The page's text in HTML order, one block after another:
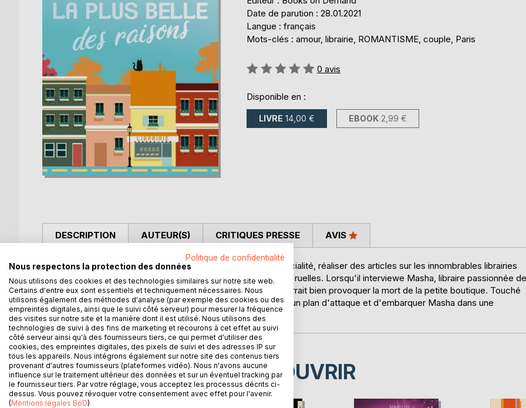
Date de parution : 28.01.2021
Langue : français
Mots-clés : amour, librairie, ROMANTISME, couple, Paris
Évaluation:
0 avis
Disponible en :
LIVRE 14,00 € EBOOK 2,99 €
DESCRIPTION
Niels est journaliste pour le magazine Lisez donc. Sa spécialité, réaliser des articles sur les innombrables librairies
nichées dans les coeurs de villes et villages, au détour de ruelles. Lorsqu'il interviewe Masha, libraire passionnée de
quarante ans, il lui apprend malgré lui une nouvelle qui pourrait bien provoquer la mort de la petite boutique. Touché
par sa peine et son amour des livres, il décide de monter un plan d'attaque et d'embarquer Masha dans une
"opération sauvetage"...
AUTEUR(S) CRITIQUES PRESSE AVIS
D’AUTRES TITRES À DÉCOUVRIR
Politique de confidentialité
Nous respectons la protection des données
Nous utilisons des cookies et des technologies similaires sur notre site web.
Certains d'entre eux sont essentiels et techniquement nécessaires. Nous
utilisons également des méthodes d'analyse (par exemple des cookies ou des
empreintes digitales, ainsi que le suivi côté serveur) pour mesurer la fréquence
des visites sur notre site et la manière dont il est utilisé. Nous utilisons des
technologies de suivi à des fins de marketing et recourons à cet effet au suivi
côté serveur ainsi qu'à des fournisseurs tiers, ce qui permet d'utiliser des
cookies, des empreintes digitales, des pixels de suivi et des adresses IP sur
tous les appareils. Nous intégrons également sur notre site des contenus tiers
provenant d'autres fournisseurs (plateformes vidéo). Nous n'avons aucune
influence sur le traitement ultérieur des données et sur un éventuel tracking par
le fournisseur tiers. Par votre réglage, vous acceptez les processus décrits ci-
dessus. Vous pouvez révoquer votre consentement avec effet pour l'avenir.
(Mentions légales BoD)